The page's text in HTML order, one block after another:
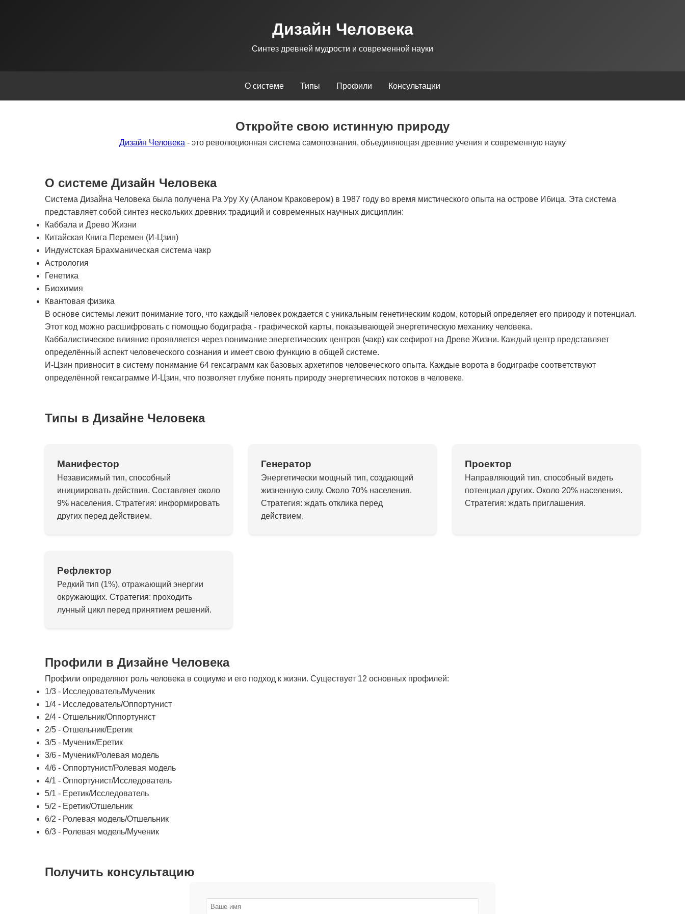
Дизайн Человека
Синтез древней мудрости и современной науки
О системе Типы Профили Консультации
Откройте свою истинную природу
Дизайн Человека - это революционная система самопознания, объединяющая древние учения и современную науку
О системе Дизайн Человека
Система Дизайна Человека была получена Ра Уру Ху (Аланом Краковером) в 1987 году во время мистического опыта на острове Ибица. Эта система
представляет собой синтез нескольких древних традиций и современных научных дисциплин:
Каббала и Древо Жизни
Китайская Книга Перемен (И-Цзин)
Индуистская Брахманическая система чакр
Астрология
Генетика
Биохимия
Квантовая физика
В основе системы лежит понимание того, что каждый человек рождается с уникальным генетическим кодом, который определяет его природу и потенциал.
Этот код можно расшифровать с помощью бодиграфа - графической карты, показывающей энергетическую механику человека.
Каббалистическое влияние проявляется через понимание энергетических центров (чакр) как сефирот на Древе Жизни. Каждый центр представляет
определённый аспект человеческого сознания и имеет свою функцию в общей системе.
И-Цзин привносит в систему понимание 64 гексаграмм как базовых архетипов человеческого опыта. Каждые ворота в бодиграфе соответствуют
определённой гексаграмме И-Цзин, что позволяет глубже понять природу энергетических потоков в человеке.
Типы в Дизайне Человека
Манифестор
Независимый тип, способный
инициировать действия. Составляет около
9% населения. Стратегия: информировать
других перед действием.
Генератор
Энергетически мощный тип, создающий
жизненную силу. Около 70% населения.
Стратегия: ждать отклика перед
действием.
Проектор
Направляющий тип, способный видеть
потенциал других. Около 20% населения.
Стратегия: ждать приглашения.
Рефлектор
Редкий тип (1%), отражающий энергии
окружающих. Стратегия: проходить
лунный цикл перед принятием решений.
Профили в Дизайне Человека
Профили определяют роль человека в социуме и его подход к жизни. Существует 12 основных профилей:
1/3 - Исследователь/Мученик
1/4 - Исследователь/Оппортунист
2/4 - Отшельник/Оппортунист
2/5 - Отшельник/Еретик
3/5 - Мученик/Еретик
3/6 - Мученик/Ролевая модель
4/6 - Оппортунист/Ролевая модель
4/1 - Оппортунист/Исследователь
5/1 - Еретик/Исследователь
5/2 - Еретик/Отшельник
6/2 - Ролевая модель/Отшельник
6/3 - Ролевая модель/Мученик
Получить консультацию